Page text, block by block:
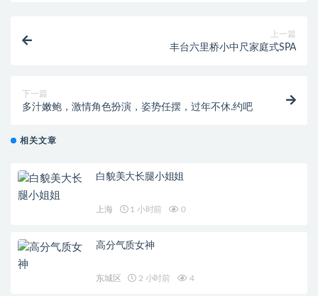
上一篇
丰台六里桥小中尺家庭式SPA
下一篇
多汁嫩鲍，激情角色扮演，姿势任摆，过年不休.约吧
相关文章
白貌美大长腿小姐姐
上海 1 小时前 0
高分气质女神
东城区 2 小时前 4